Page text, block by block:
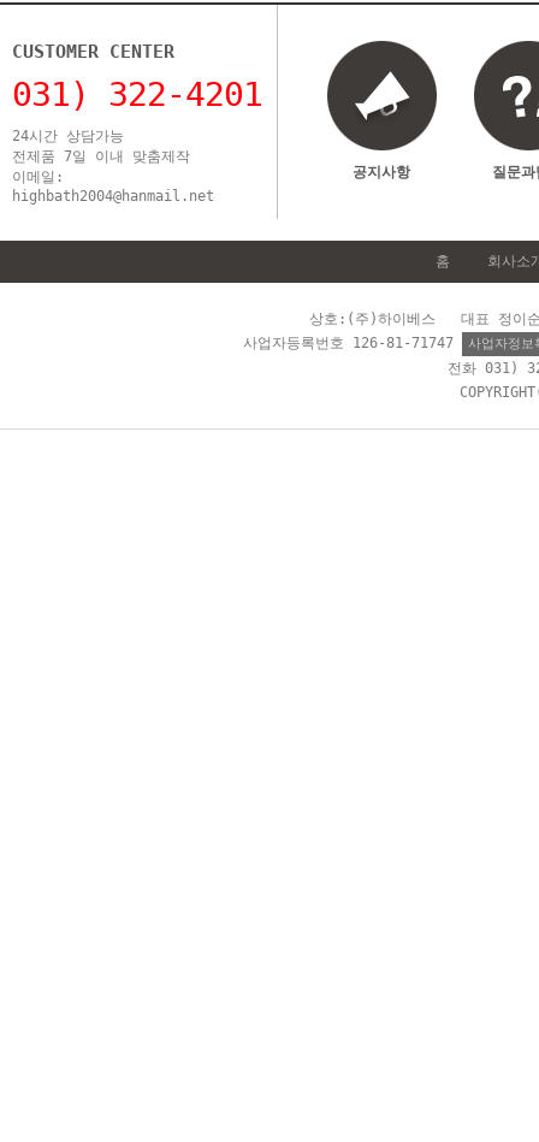
CUSTOMER CENTER
031) 322-4201
24시간 상담가능
전제품 7일 이내 맞춤제작
이메일:
highbath2004@hanmail.net
공지사항 질문과
홈 회사소
상호:(주)하이베스 대표 정이
사업자등록번호 126-81-71747
사업자정보
전화 031)